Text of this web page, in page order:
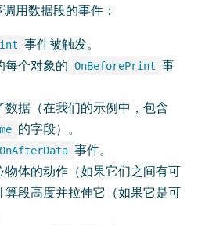
数据段的事件：
事件被触发。
每个对象的 OnBeforePrint 事
数据（在我们的示例中，包含
的字段）。
OnAfterData 事件。
物体的动作（如果它们之间有可
算段高度并拉伸它（如果它是可